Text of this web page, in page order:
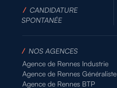
/ CANDIDATURE
SPONTANÉE
/ NOS AGENCES
Agence de Rennes Industrie
Agence de Rennes Généraliste
Agence de Rennes BTP